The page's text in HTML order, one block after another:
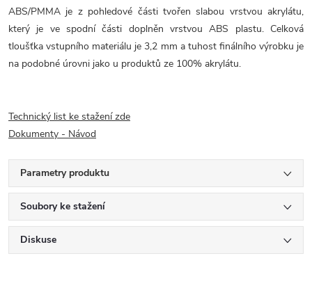
ABS/PMMA je z pohledové části tvořen slabou vrstvou akrylátu,
který je ve spodní části doplněn vrstvou ABS plastu. Celková
tloušťka vstupního materiálu je 3,2 mm a tuhost finálního výrobku je
na podobné úrovni jako u produktů ze 100% akrylátu.
Technický list ke stažení zde
Dokumenty - Návod
Parametry produktu
Soubory ke stažení
Diskuse